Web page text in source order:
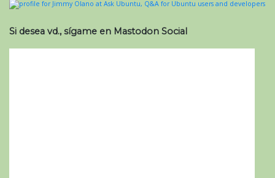
Si desea vd., sígame en Mastodon Social